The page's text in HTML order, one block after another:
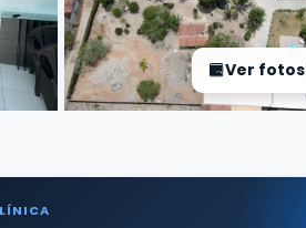
Ver fotos